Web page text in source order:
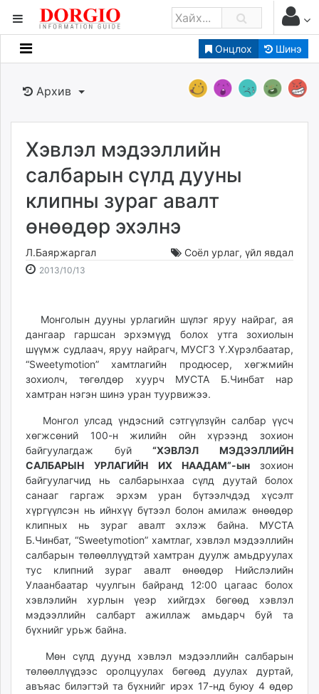
Онцлох Шинэ
Мэдээллийн
Банк санхүү
Бизнес ААН
Төрийн
dorgio.mn
Gogo.mn
news.mn
zindaa.mn
ikon.mn
mnb.mn
Livetv.mn
Eguur.mn
24tsag.mn
shuud.mn
eagle.mn
ergelt.mn
zarig.mn
today.mn
zuv.mn
mminfo.mn
ugluu.mn
urlag.mn
unen.mn
asu.mn
shudarga.mn
shuurhai.mn
unuudur.mn
isee.mn
mglradio.com
Архив
Хэвлэл мэдээллийн
салбарын сүлд дууны
клипны зураг авалт
өнөөдөр эхэлнэ
Л.Баяржаргал Соёл урлаг, үйл явдал
2013/10/13
15:57:04
23:01:00
Монголын дууны урлагийн шүлэг яруу найраг, ая
дангаар гаршсан эрхэмүүд болох утга зохиолын
шүүмж судлаач, яруу найрагч, МУСГЗ Ү.Хүрэлбаатар,
“Sweetymotion” хамтлагийн продюсер, хөгжмийн
зохиолч, төгөлдөр хуурч МУСТА Б.Чинбат нар
хамтран нэгэн шинэ уран туурвижээ.
Монгол улсад үндэсний сэтгүүлзүйн салбар үүсч
хөгжсөний 100-н жилийн ойн хүрээнд зохион
байгуулагдаж буй “ХЭВЛЭЛ МЭДЭЭЛЛИЙН
САЛБАРЫН УРЛАГИЙН ИХ НААДАМ”-ын зохион
байгуулагчид нь салбарынхаа сүлд дуутай болох
санааг гаргаж эрхэм уран бүтээлчдэд хүсэлт
хүргүүлсэн нь ийнхүү бүтээл болон амилаж өнөөдөр
клипных нь зураг авалт эхлэж байна. МУСТА
Б.Чинбат, “Sweetymotion” хамтлаг, хэвлэл мэдээллийн
салбарын төлөөллүүдтэй хамтран дуулж амьдруулах
тус клипний зураг авалт өнөөдөр Нийслэлийн
Улаанбаатар чуулгын байранд 12:00 цагаас болох
хэвлэлийн хурлын үеэр хийгдэх бөгөөд хэвлэл
мэдээллийн салбарт ажиллаж амьдарч буй та
бүхнийг урьж байна.
Мөн сүлд дуунд хэвлэл мэдээллийн салбарын
төлөөллүүдээс оролцуулах бөгөөд дуулах дуртай,
авъяас билэгтэй та бүхнийг ирэх 17-нд буюу 4 өдөр